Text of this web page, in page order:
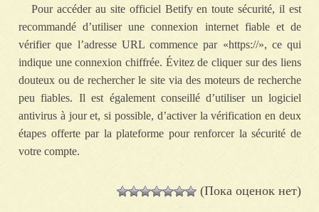
Pour accéder au site officiel Betify en toute sécurité, il est
recommandé d’utiliser une connexion internet fiable et de
vérifier que l’adresse URL commence par «https://», ce qui
indique une connexion chiffrée. Évitez de cliquer sur des liens
douteux ou de rechercher le site via des moteurs de recherche
peu fiables. Il est également conseillé d’utiliser un logiciel
antivirus à jour et, si possible, d’activer la vérification en deux
étapes offerte par la plateforme pour renforcer la sécurité de
votre compte.
(Пока оценок нет)